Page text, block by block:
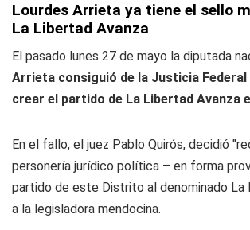
Lourdes Arrieta ya tiene el sello
La Libertad Avanza
El pasado lunes 27 de mayo la diputada
Arrieta consiguió de la Justicia Federal
crear el partido de La Libertad Avanza
En el fallo, el juez Pablo Quirós, decidió
personería jurídico política – en forma
partido de este Distrito al denominado La
a la legisladora mendocina.